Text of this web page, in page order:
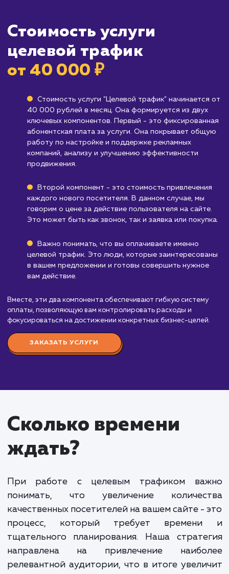
Кому не подходит данный
Бизнесам, которые еще не определили
в том, кто является вашим идеальным
возможно, вам следует сначала работать
определением своей целевой аудитории.
Компаниям, которые не работают в
интернете
трафик" может быть не так эффективна.
Узнать почему
Стоимость услуги
целевой трафик
от 40 000 ₽
40 000 рублей в месяц. Она формируется из
работу по настройке и поддержке рекламных
компаний, анализу и улучшению эффективности
продвижения.
Второй компонент - это стоимость
каждого нового посетителя. В данном случае, мы
говорим о цене за действие пользователя на
Это может быть как звонок, так и заявка или
Важно понимать, что вы оплачиваете именно
целевой трафик. Это люди, которые
в вашем предложении и готовы совершить